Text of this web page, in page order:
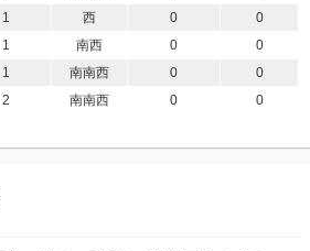
1 西 0
0
1 南西 0
0
1 南南西 0
0
2 南南西 0 0